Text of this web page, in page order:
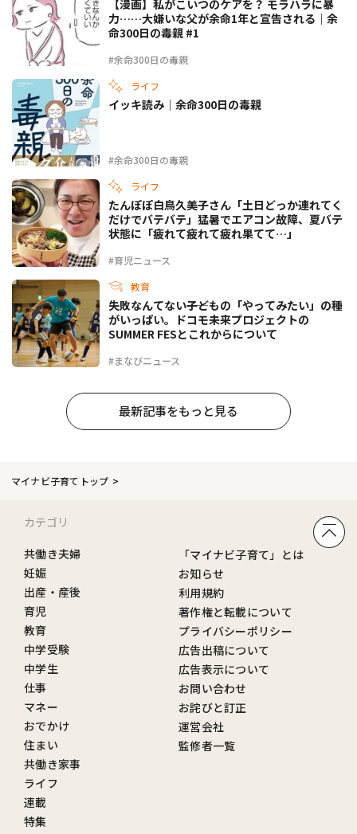
#余命300日の毒親
【漫画】私がこいつのケアを？ モラハラに暴
力……大嫌いな父が余命1年と宣告される｜余
命300日の毒親 #1
ライフ
#余命300日の毒親
イッキ読み｜余命300日の毒親
ライフ
#育児ニュース
たんぽぽ白鳥久美子さん「土日どっか連れてく
だけでバテバテ」猛暑でエアコン故障、夏バテ
状態に「疲れて疲れて疲れ果てて…」
教育
#まなびニュース
失敗なんてない――子どもの「やってみたい」の種
がいっぱい。ドコモ未来プロジェクトの
SUMMER FESとこれからについて
最新記事をもっと見る
マイナビ子育てトップ
カテゴリ
共働き夫婦
妊娠
出産・産後
育児
教育
中学受験
中学生
仕事
マネー
おでかけ
住まい
共働き家事
ライフ
連載
特集
「マイナビ子育て」とは
お知らせ
利用規約
著作権と転載について
プライバシーポリシー
広告出稿について
広告表示について
お問い合わせ
お詫びと訂正
運営会社
監修者一覧